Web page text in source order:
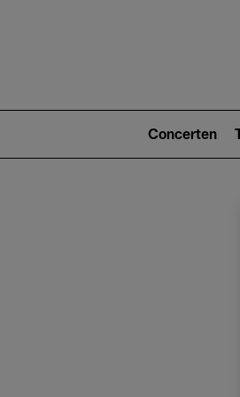
2)
Concerten